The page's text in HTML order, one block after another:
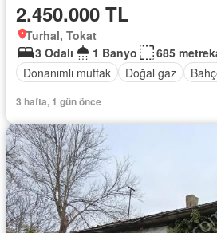
2.450.000 TL
Turhal, Tokat
3 Odalı
1 Banyo
685
Donanımlı mutfak
Doğal gaz
3 hafta, 1 gün önce